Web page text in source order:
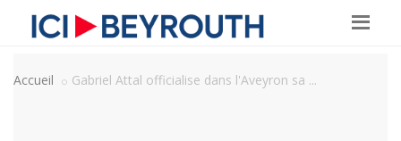
Accueil Gabriel Attal officialise dans l'Aveyron sa ...